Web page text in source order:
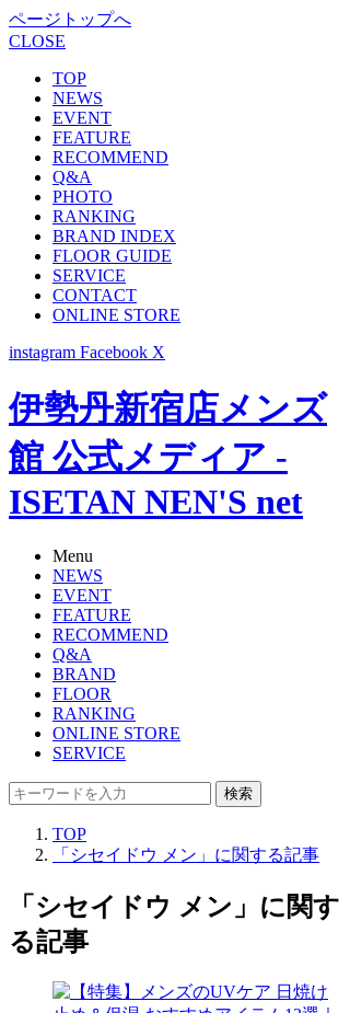
ページトップへ
CLOSE
TOP
NEWS
EVENT
FEATURE
RECOMMEND
Q&A
PHOTO
RANKING
BRAND INDEX
FLOOR GUIDE
SERVICE
CONTACT
ONLINE STORE
instagram Facebook X
伊勢丹新宿店メンズ
館 公式メディア -
ISETAN NEN'S net
Menu
NEWS
EVENT
FEATURE
RECOMMEND
Q&A
BRAND
FLOOR
RANKING
ONLINE STORE
SERVICE
検索
TOP
「シセイドウ メン」に関する記事
「シセイドウ メン」に関す
る記事